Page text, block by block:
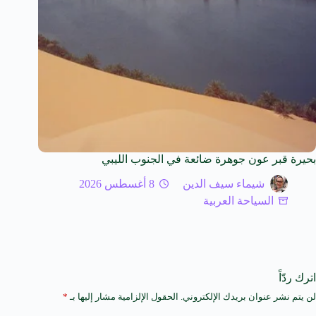
بحيرة قبر عون جوهرة ضائعة في الجنوب الليبي
شيماء سيف الدين
8 أغسطس 2026
السياحة العربية
اترك ردّاً
لن يتم نشر عنوان بريدك الإلكتروني. الحقول الإلزامية مشار إليها بـ *
A